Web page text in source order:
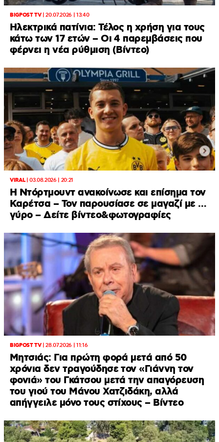
BIGPOST TV|20.07.2026 | 13:40
Ηλεκτρικά πατίνια: Τέλος η χρήση για τους
κάτω των 17 ετών – Οι 4 παρεμβάσεις που
φέρνει η νέα ρύθμιση (Βίντεο)
VIRAL|03.08.2026 | 20:21
Η Ντόρτμουντ ανακοίνωσε και επίσημα τον
Καρέτσα – Τον παρουσίασε σε μαγαζί με …
γύρο – Δείτε βίντεο&φωτογραφίες
BIGPOST TV|28.07.2026 | 11:16
Μητσιάς: Για πρώτη φορά μετά από 50
χρόνια δεν τραγούδησε τον «Γιάννη τον
φονιά» του Γκάτσου μετά την απαγόρευση
του γιού του Μάνου Χατζιδάκη, αλλά
απήγγειλε μόνο τους στίχους – Βίντεο